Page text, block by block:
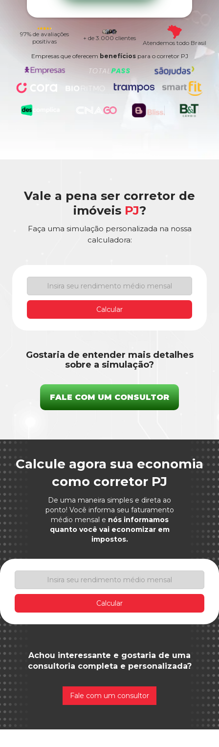
97% de avaliações
positivas
+ de 3.000 clientes
Atendemos todo Brasil
Empresas que oferecem benefícios para o corretor PJ
Vale a pena ser corretor de
imóveis PJ?
Faça uma simulação personalizada na nossa
calculadora:
Calcular
Gostaria de entender mais detalhes
sobre a simulação?
FALE COM UM CONSULTOR
Calcule agora sua economia
como corretor PJ
De uma maneira simples e direta ao
ponto! Você informa seu faturamento
médio mensal e nós informamos
quanto você vai economizar em
impostos.
Calcular
Achou interessante e gostaria de uma
consultoria completa e personalizada?
Fale com um consultor